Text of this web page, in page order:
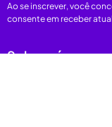
Ao se inscrever, você
consente em receber
Sobre nós